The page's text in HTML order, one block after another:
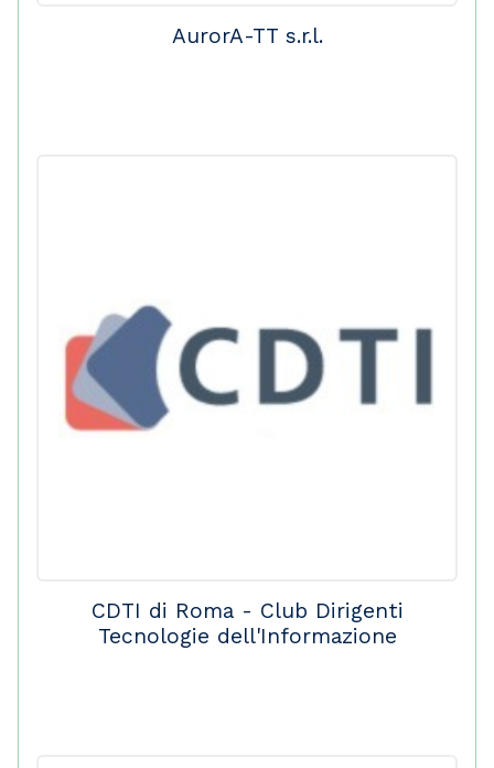
AurorA-TT s.r.l.
CDTI di Roma - Club Dirigenti
Tecnologie dell'Informazione